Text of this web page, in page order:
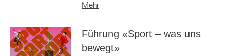
Mehr
Führung «Sport – was uns
bewegt»